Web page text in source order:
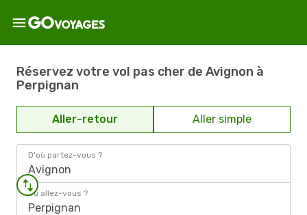
Réservez votre vol pas cher de Avignon à
Perpignan
Aller-retour Aller simple
D'où partez-vous ?
Avignon
Où allez-vous ?
Perpignan